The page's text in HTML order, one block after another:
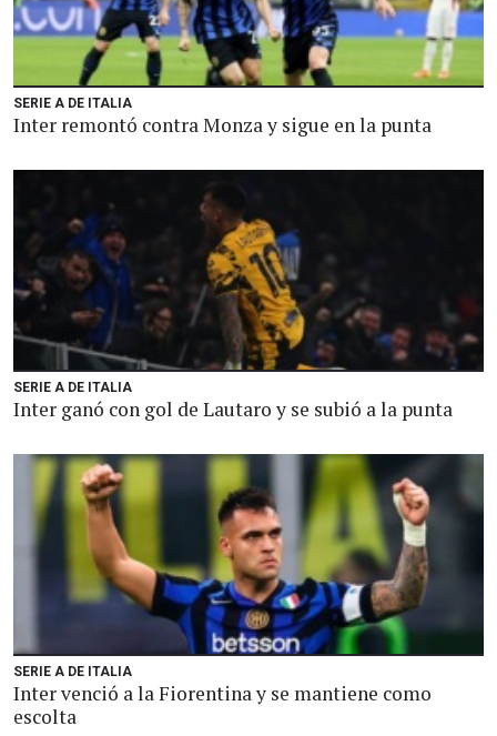
SERIE A DE ITALIA
Inter remontó contra Monza y sigue en la punta
SERIE A DE ITALIA
Inter ganó con gol de Lautaro y se subió a la punta
SERIE A DE ITALIA
Inter venció a la Fiorentina y se mantiene como
escolta